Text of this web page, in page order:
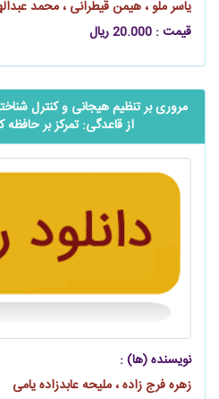
یاسر ملو ، هیمن قیطرانی ، محمد
قیمت : 20.000 ریال
مروری بر تنظیم هیجانی و کنترل
از قاعدگی: تمرکز بر حافظه
نویسنده (ها) :
زهره فرج زاده ، ملیحه عابدزاده یامی